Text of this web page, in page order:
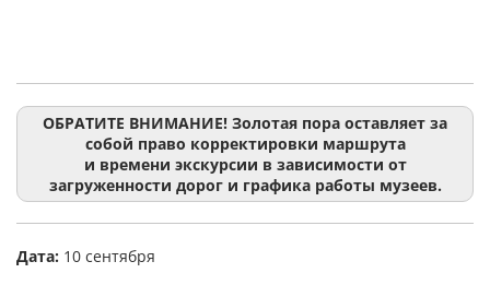
ОБРАТИТЕ ВНИМАНИЕ! Золотая пора оставляет за
собой право корректировки маршрута
и времени экскурсии в зависимости от
загруженности дорог и графика работы музеев.
Дата: 10 сентября